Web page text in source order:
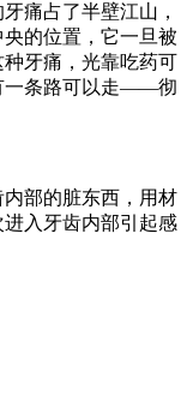
痛占了半壁江山，
的位置，它一旦被
牙痛，光靠吃药可
一条路可以走——彻
部的脏东西，用材
入牙齿内部引起感